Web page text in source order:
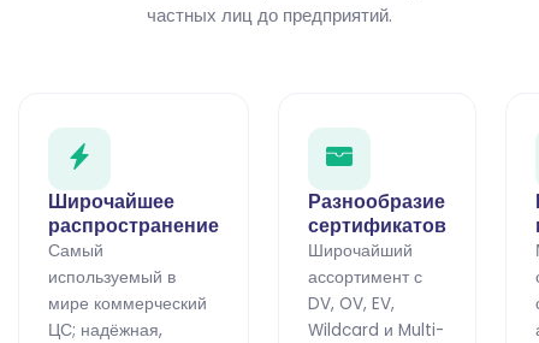
частных лиц до предприятий.
Широчайшее
распространение
Самый
используемый в
мире коммерческий
ЦС; надёжная,
Разнообразие
сертификатов
Широчайший
ассортимент с
DV, OV, EV,
Wildcard и Multi-